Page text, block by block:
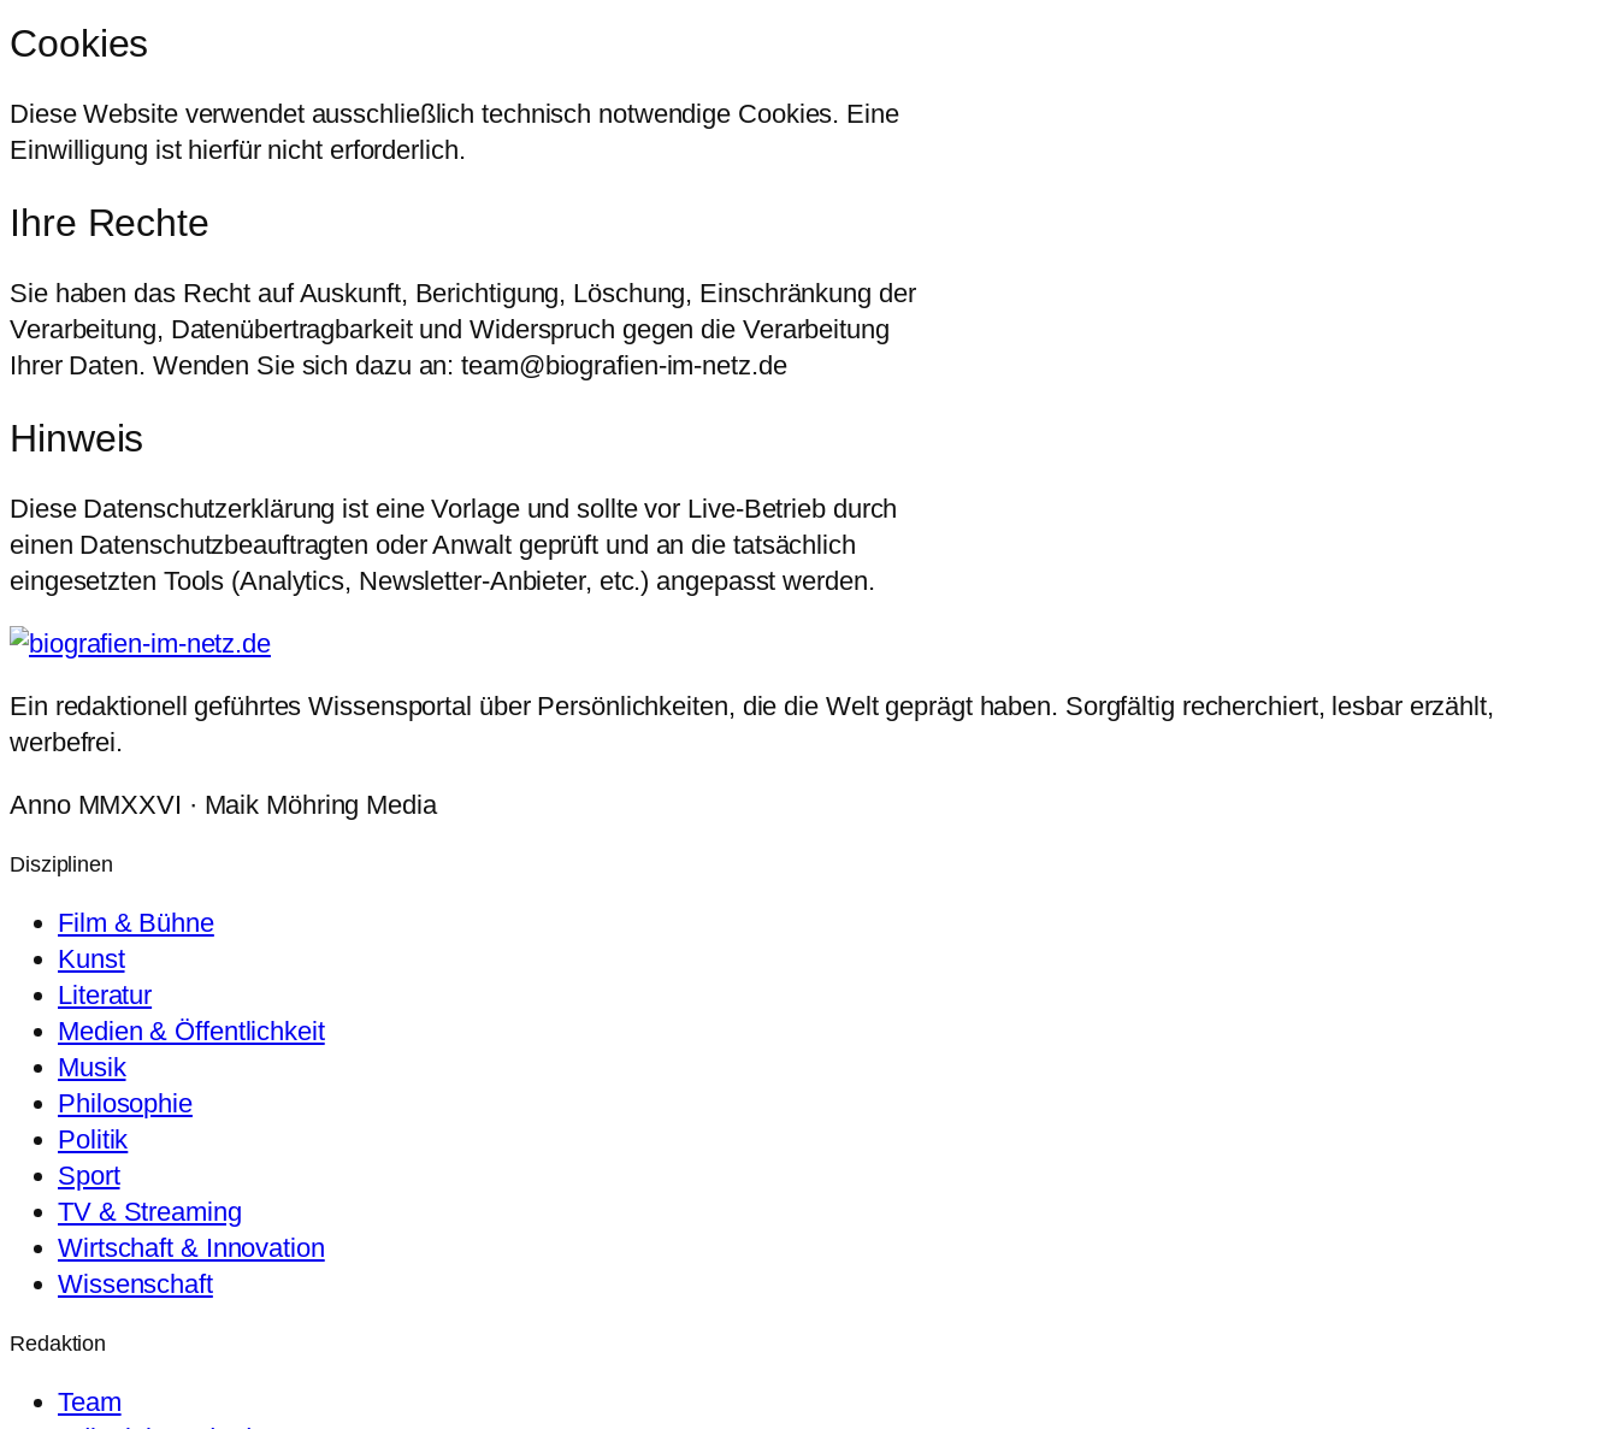
Cookies
Diese Website verwendet ausschließlich technisch notwendige Cookies. Eine
Einwilligung ist hierfür nicht erforderlich.
Ihre Rechte
Sie haben das Recht auf Auskunft, Berichtigung, Löschung, Einschränkung der
Verarbeitung, Datenübertragbarkeit und Widerspruch gegen die Verarbeitung
Ihrer Daten. Wenden Sie sich dazu an: team@biografien-im-netz.de
Hinweis
Diese Datenschutzerklärung ist eine Vorlage und sollte vor Live-Betrieb durch
einen Datenschutzbeauftragten oder Anwalt geprüft und an die tatsächlich
eingesetzten Tools (Analytics, Newsletter-Anbieter, etc.) angepasst werden.
Ein redaktionell geführtes Wissensportal über Persönlichkeiten, die die Welt geprägt haben. Sorgfältig recherchiert, lesbar erzählt,
werbefrei.
Anno MMXXVI · Maik Möhring Media
Disziplinen
Film & Bühne
Kunst
Literatur
Medien & Öffentlichkeit
Musik
Philosophie
Politik
Sport
TV & Streaming
Wirtschaft & Innovation
Wissenschaft
Redaktion
Team